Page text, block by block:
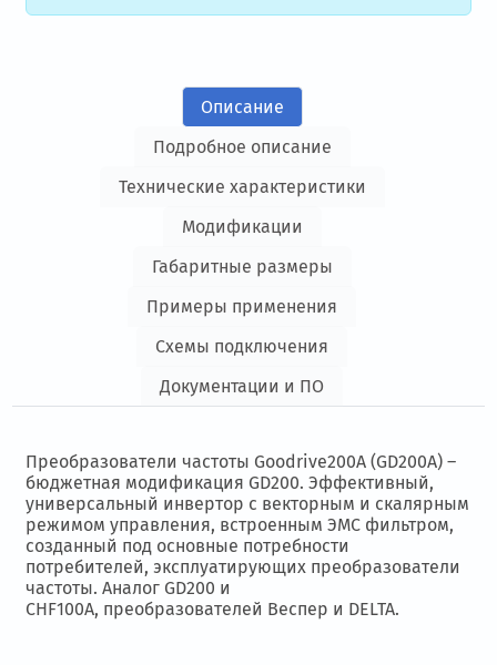
Описание
Подробное описание
Технические характеристики
Модификации
Габаритные размеры
Примеры применения
Схемы подключения
Документации и ПО
Преобразователи частоты Goodrive200A (GD200A) –
бюджетная модификация GD200. Эффективный,
универсальный инвертор с векторным и скалярным
режимом управления, встроенным ЭМС фильтром,
созданный под основные потребности
потребителей, эксплуатирующих преобразователи
частоты. Аналог GD200 и
CHF100A, преобразователей Веспер и DELTA.